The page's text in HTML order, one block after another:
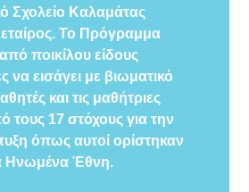
Σχολείο Καλαμάτας
Το Πρόγραμμα
ποικίλου είδους
να εισάγει με βιωματικό
και τις μαθήτριες
τους 17 στόχους για την
όπως αυτοί ορίστηκαν
Ηνωμένα Έθνη.